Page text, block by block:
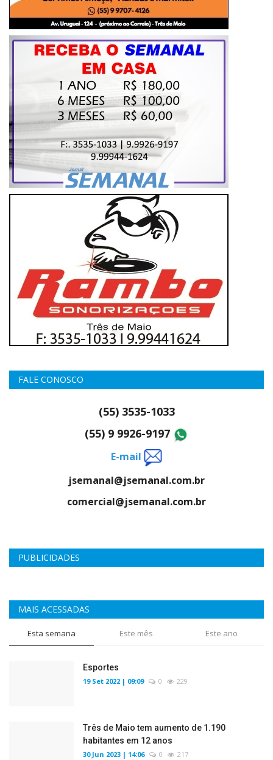
FALE CONOSCO
(55) 3535-1033
(55) 9 9926-9197
E-mail
jsemanal@jsemanal.com.br
comercial@jsemanal.com.br
PUBLICIDADES
MAIS ACESSADAS
Esta semana Este mês Este ano
Esportes
19 Set 2022 | 09:09 0 229
Três de Maio tem aumento de 1.190
habitantes em 12 anos
30 Jun 2023 | 14:06 0 217